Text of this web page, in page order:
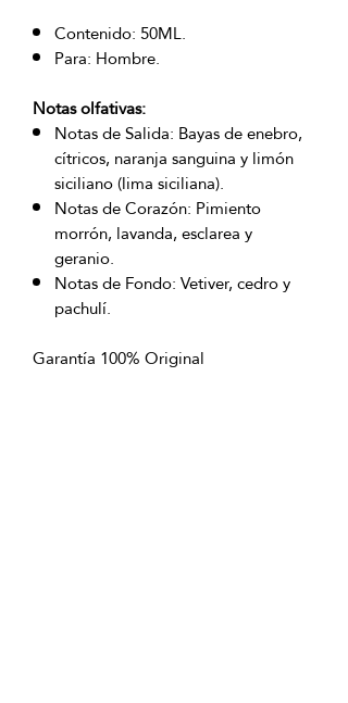
Contenido: 50ML.
Para: Hombre.
Notas olfativas:
Notas de Salida: Bayas de enebro,
cítricos, naranja sanguina y limón
siciliano (lima siciliana).
Notas de Corazón: Pimiento
morrón, lavanda, esclarea y
geranio.
Notas de Fondo: Vetiver, cedro y
pachulí.
Garantía 100% Original